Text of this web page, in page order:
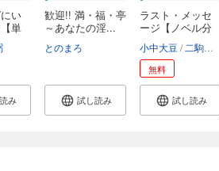
い
単
み
歓迎!! 満・福・亭
～あなたの淫...
とのまろ
試し読み
ラスト・メッセ
ージ【ノベル分
小中大豆 二駒レイム
無料
試し読み